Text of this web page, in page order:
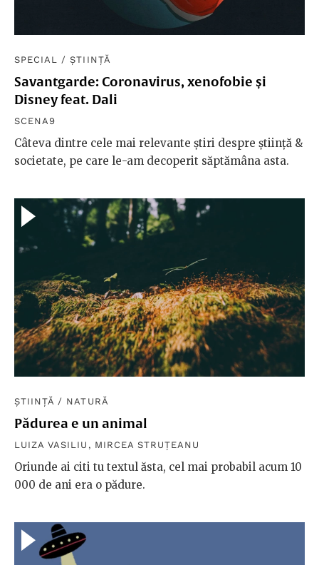
SPECIAL /ȘTIINȚĂ
Savantgarde: Coronavirus, xenofobie și
Disney feat. Dali
SCENA9
Câteva dintre cele mai relevante știri despre știință &
societate, pe care le-am decoperit săptămâna asta.
ȘTIINȚĂ / NATURĂ
Pădurea e un animal
LUIZA VASILIU , MIRCEA STRUȚEANU
Oriunde ai citi tu textul ăsta, cel mai probabil acum 10
000 de ani era o pădure.